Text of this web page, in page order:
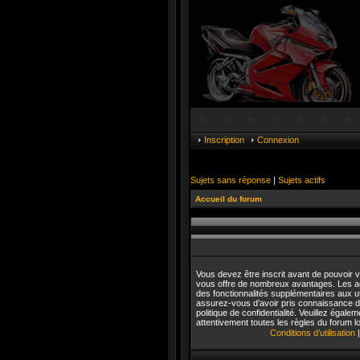
Inscription Connexion
Sujets sans réponse | Sujets actifs
Accueil du forum
Vous devez être inscrit avant de pouvoir
vous offre de nombreux avantages. Les
des fonctionnalités supplémentaires aux
assurez-vous d’avoir pris connaissance
politique de confidentialité. Veuillez
attentivement toutes les règles du forum
Conditions d’utilisation|